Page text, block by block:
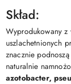
Skład:
Wyprodukowany z
uszlachetnionych
znacznie
naturalnie
azotobacter,